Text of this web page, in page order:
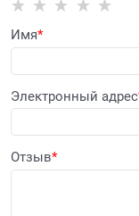
Имя
Электронный адрес
Отзыв